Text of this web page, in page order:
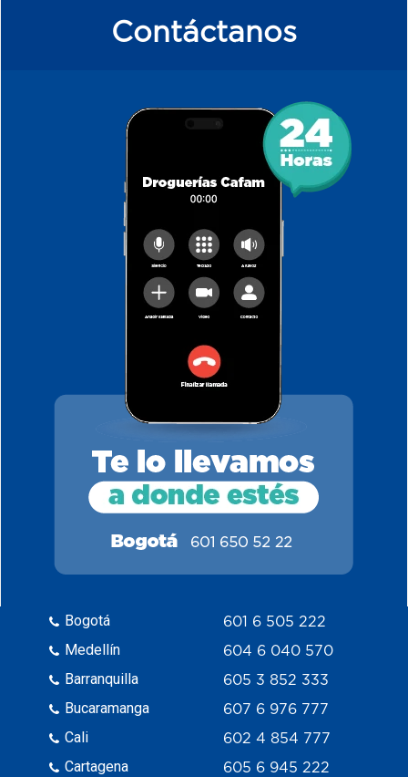
Contáctanos
Bogotá
Medellín
Barranquilla
Bucaramanga
Cali
Cartagena
601 6 505 222
604 6 040 570
605 3 852 333
607 6 976 777
602 4 854 777
605 6 945 222